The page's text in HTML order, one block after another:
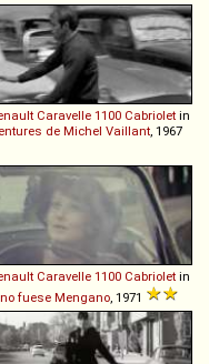
Caravelle 1100 Cabriolet in
de Michel Vaillant , 1967
Caravelle 1100 Cabriolet in
fuese Mengano , 1971